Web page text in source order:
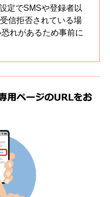
定でSMSや登録者以
信拒否されている場
れがあるため事前に